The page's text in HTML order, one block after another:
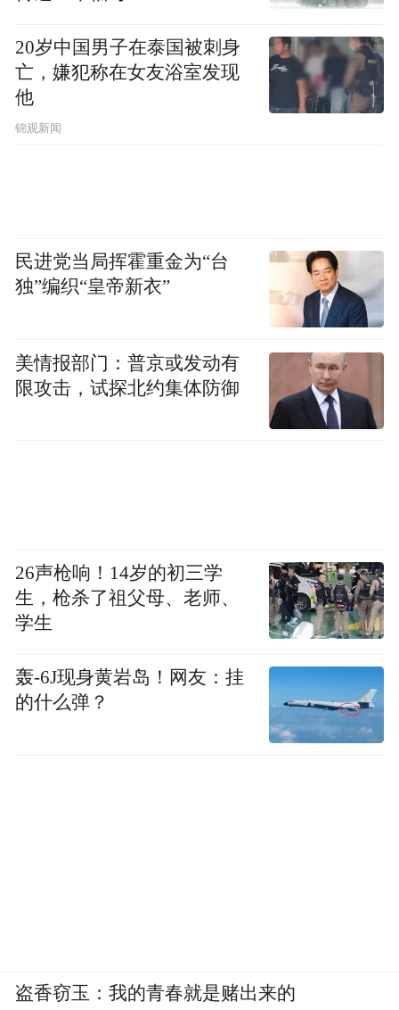
互惠生提前离开却没有即时告知原告，向原
告释明情况；在和原告的沟通过程中，被告
有些隐晦指责原告的词语，均不应作为服务
予以酌情减少费用3.15万元。
20岁中国男子在泰国被刺身
亡，嫌犯称在女友浴室发现
他
锦观新闻
民进党当局挥霍重金为“台
独”编织“皇帝新衣”
美情报部门：普京或发动有
限攻击，试探北约集体防御
26声枪响！14岁的初三学
生，枪杀了祖父母、老师、
学生
轰-6J现身黄岩岛！网友：挂
的什么弹？
盗香窃玉：我的青春就是赌出来的